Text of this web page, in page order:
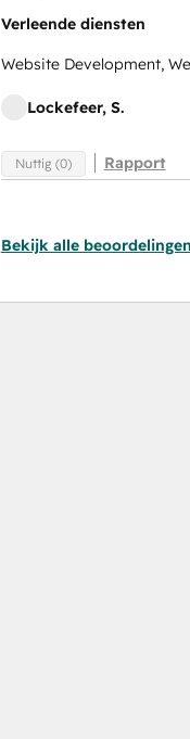
Verleende diensten
Website Development,
Lockefeer, S.
Nuttig (0) Rapport
Bekijk alle